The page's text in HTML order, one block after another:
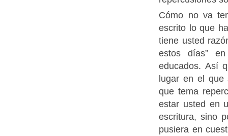
Cómo no va
escrito lo que
tiene usted
estos días”
educados. Así
lugar en el que
que tema
estar usted en
escritura, sino
pusiera en